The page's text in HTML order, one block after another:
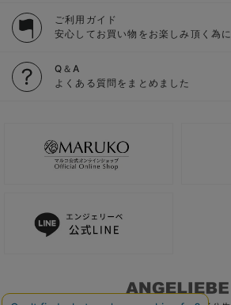
ご利用ガイド
安心してお買い物をお楽しみ頂く為に
Q＆A
よくある質問をまとめました